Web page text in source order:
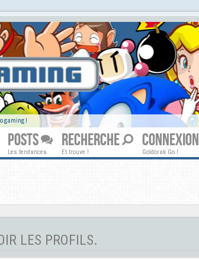
gaming !
POSTS
Les tendances
RECHERCHE
Et trouve !
CONNEXION
Goldorak Go !
LES PROFILS.